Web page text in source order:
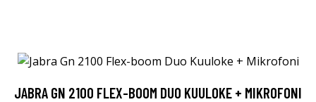
JABRA GN 2100 FLEX-BOOM DUO KUULOKE + MIKROFONI